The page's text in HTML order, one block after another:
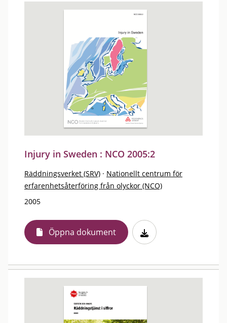
Injury in Sweden : NCO 2005:2
Räddningsverket (SRV) · Nationellt centrum för
erfarenhetsåterföring från olyckor (NCO)
2005
Öppna dokument